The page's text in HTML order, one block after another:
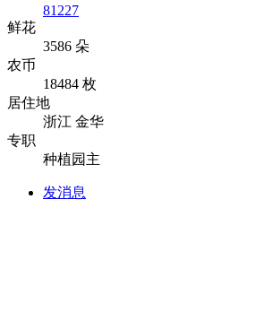
81227
鲜花
3586 朵
农币
18484 枚
居住地
浙江 金华
专职
种植园主
发消息